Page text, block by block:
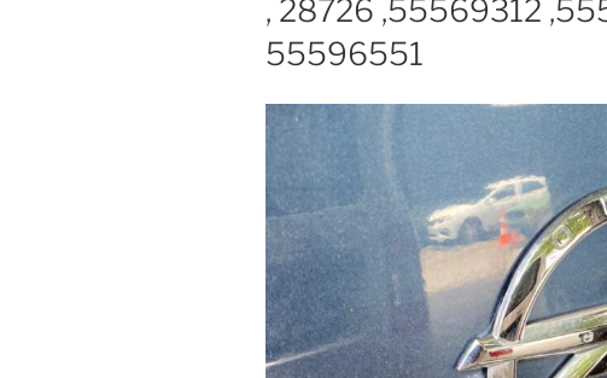
, 28726 ,55569312
55596551